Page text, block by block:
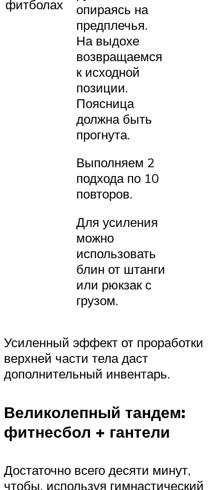
фитболах
опираясь на
предплечья.
На выдохе
возвращаемся
к исходной
позиции.
Поясница
должна быть
прогнута.
Выполняем 2
подхода по 10
повторов.
Для усиления
можно
использовать
блин от штанги
или рюкзак с
грузом.
Усиленный эффект от проработки
верхней части тела даст
дополнительный инвентарь.
Великолепный тандем:
фитнесбол + гантели
Достаточно всего десяти минут,
чтобы, используя гимнастический